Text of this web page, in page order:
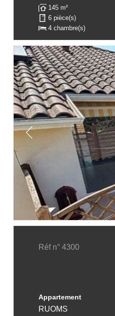
145 m²
6 pièce(s)
4 chambre(s)
Réf n° 4300
Appartement
RUOMS